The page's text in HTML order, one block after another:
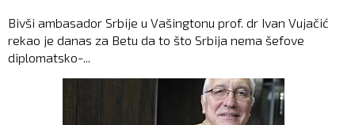
Bivši ambasador Srbije u Vašingtonu prof. dr Ivan Vujačić
rekao je danas za Betu da to što Srbija nema šefove
diplomatsko-...